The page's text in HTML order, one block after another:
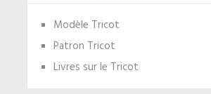
Modèle Tricot
Patron Tricot
Livres sur le Tricot